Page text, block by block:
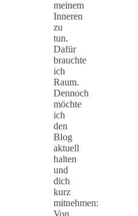
meinem
Inneren
zu
tun.
Dafür
brauchte
ich
Raum.
Dennoch
möchte
ich
den
Blog
aktuell
halten
und
dich
kurz
mitnehmen: